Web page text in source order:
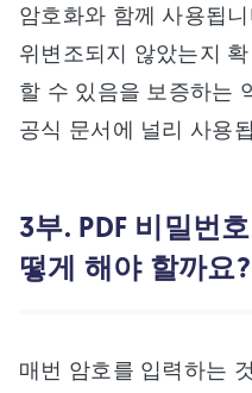
암호화와 함께 사용됩
위변조되지 않았는지
할 수 있음을 보증하는
공식 문서에 널리 사용
3부. PDF 비밀번
떻게 해야 할까요?
매번 암호를 입력하는